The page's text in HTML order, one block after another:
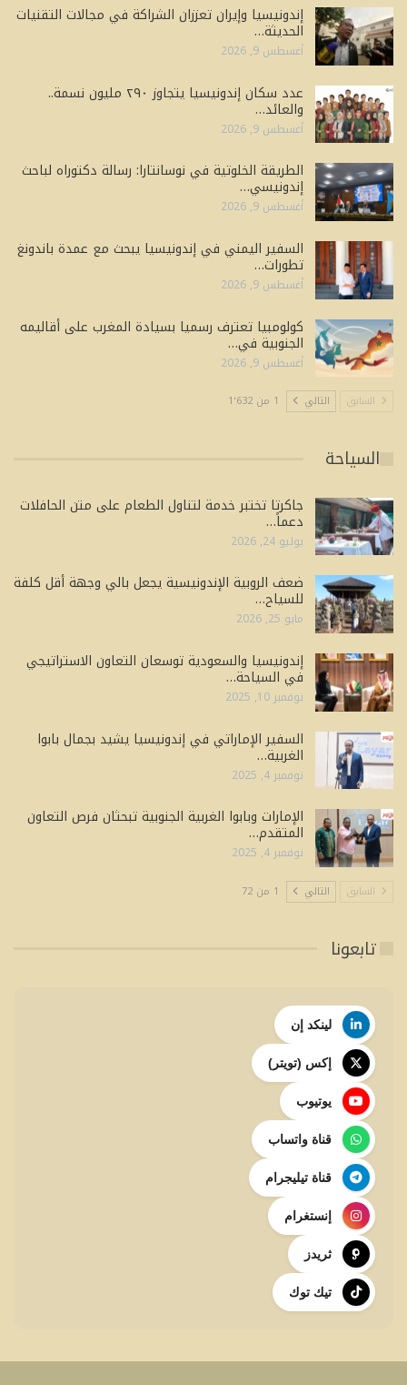
إندونيسيا وإيران تعززان الشراكة في مجالات التقنيات
الحديثة…
أغسطس 9, 2026
عدد سكان إندونيسيا يتجاوز ٢٩٠ مليون نسمة..
والعائد…
أغسطس 9, 2026
الطريقة الخلوتية في نوسانتارا: رسالة دكتوراه لباحث
إندونيسي…
أغسطس 9, 2026
السفير اليمني في إندونيسيا يبحث مع عمدة باندونغ
تطورات…
أغسطس 9, 2026
كولومبيا تعترف رسميا بسيادة المغرب على أقاليمه
الجنوبية في…
أغسطس 9, 2026
السابق التالي 1 من 1٬632
السياحة
جاكرتا تختبر خدمة لتناول الطعام على متن الحافلات
دعماً…
يوليو 24, 2026
ضعف الروبية الإندونيسية يجعل بالي وجهة أقل كلفة
للسياح…
مايو 25, 2026
إندونيسيا والسعودية توسعان التعاون الاستراتيجي
في السياحة…
نوفمبر 10, 2025
السفير الإماراتي في إندونيسيا يشيد بجمال بابوا
الغربية…
نوفمبر 4, 2025
الإمارات وبابوا الغربية الجنوبية تبحثان فرص التعاون
المتقدم…
نوفمبر 4, 2025
السابق التالي 1 من 72
تابعونا
لينكد إن
إكس (تويتر)
يوتيوب
قناة واتساب
قناة تيليجرام
إنستغرام
ثريدز
تيك توك